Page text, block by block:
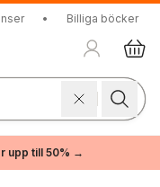
• Billiga böcker
upp till 50% →